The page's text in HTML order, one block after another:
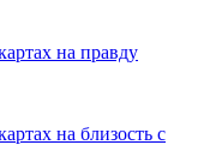
на правду
на близость с